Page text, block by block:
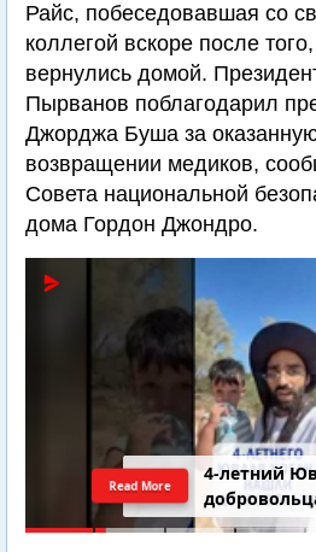
Райс, побеседовавшая со
коллегой вскоре после
вернулись домой.
Пырванов поблагодарил
Джорджа Буша за
возвращении медиков,
Совета национальной
дома Гордон Джондро.
4-летний
Read More